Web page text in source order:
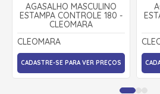
AGASALHO MASCULINO
ESTAMPA CONTROLE 180 -
CLEOMARA
CLEOMARA
CADASTRE-SE PARA VER PREÇOS